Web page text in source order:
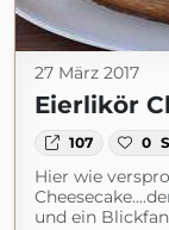
27 März 2017
Eierlikör
107 0
Hier wie
und ein